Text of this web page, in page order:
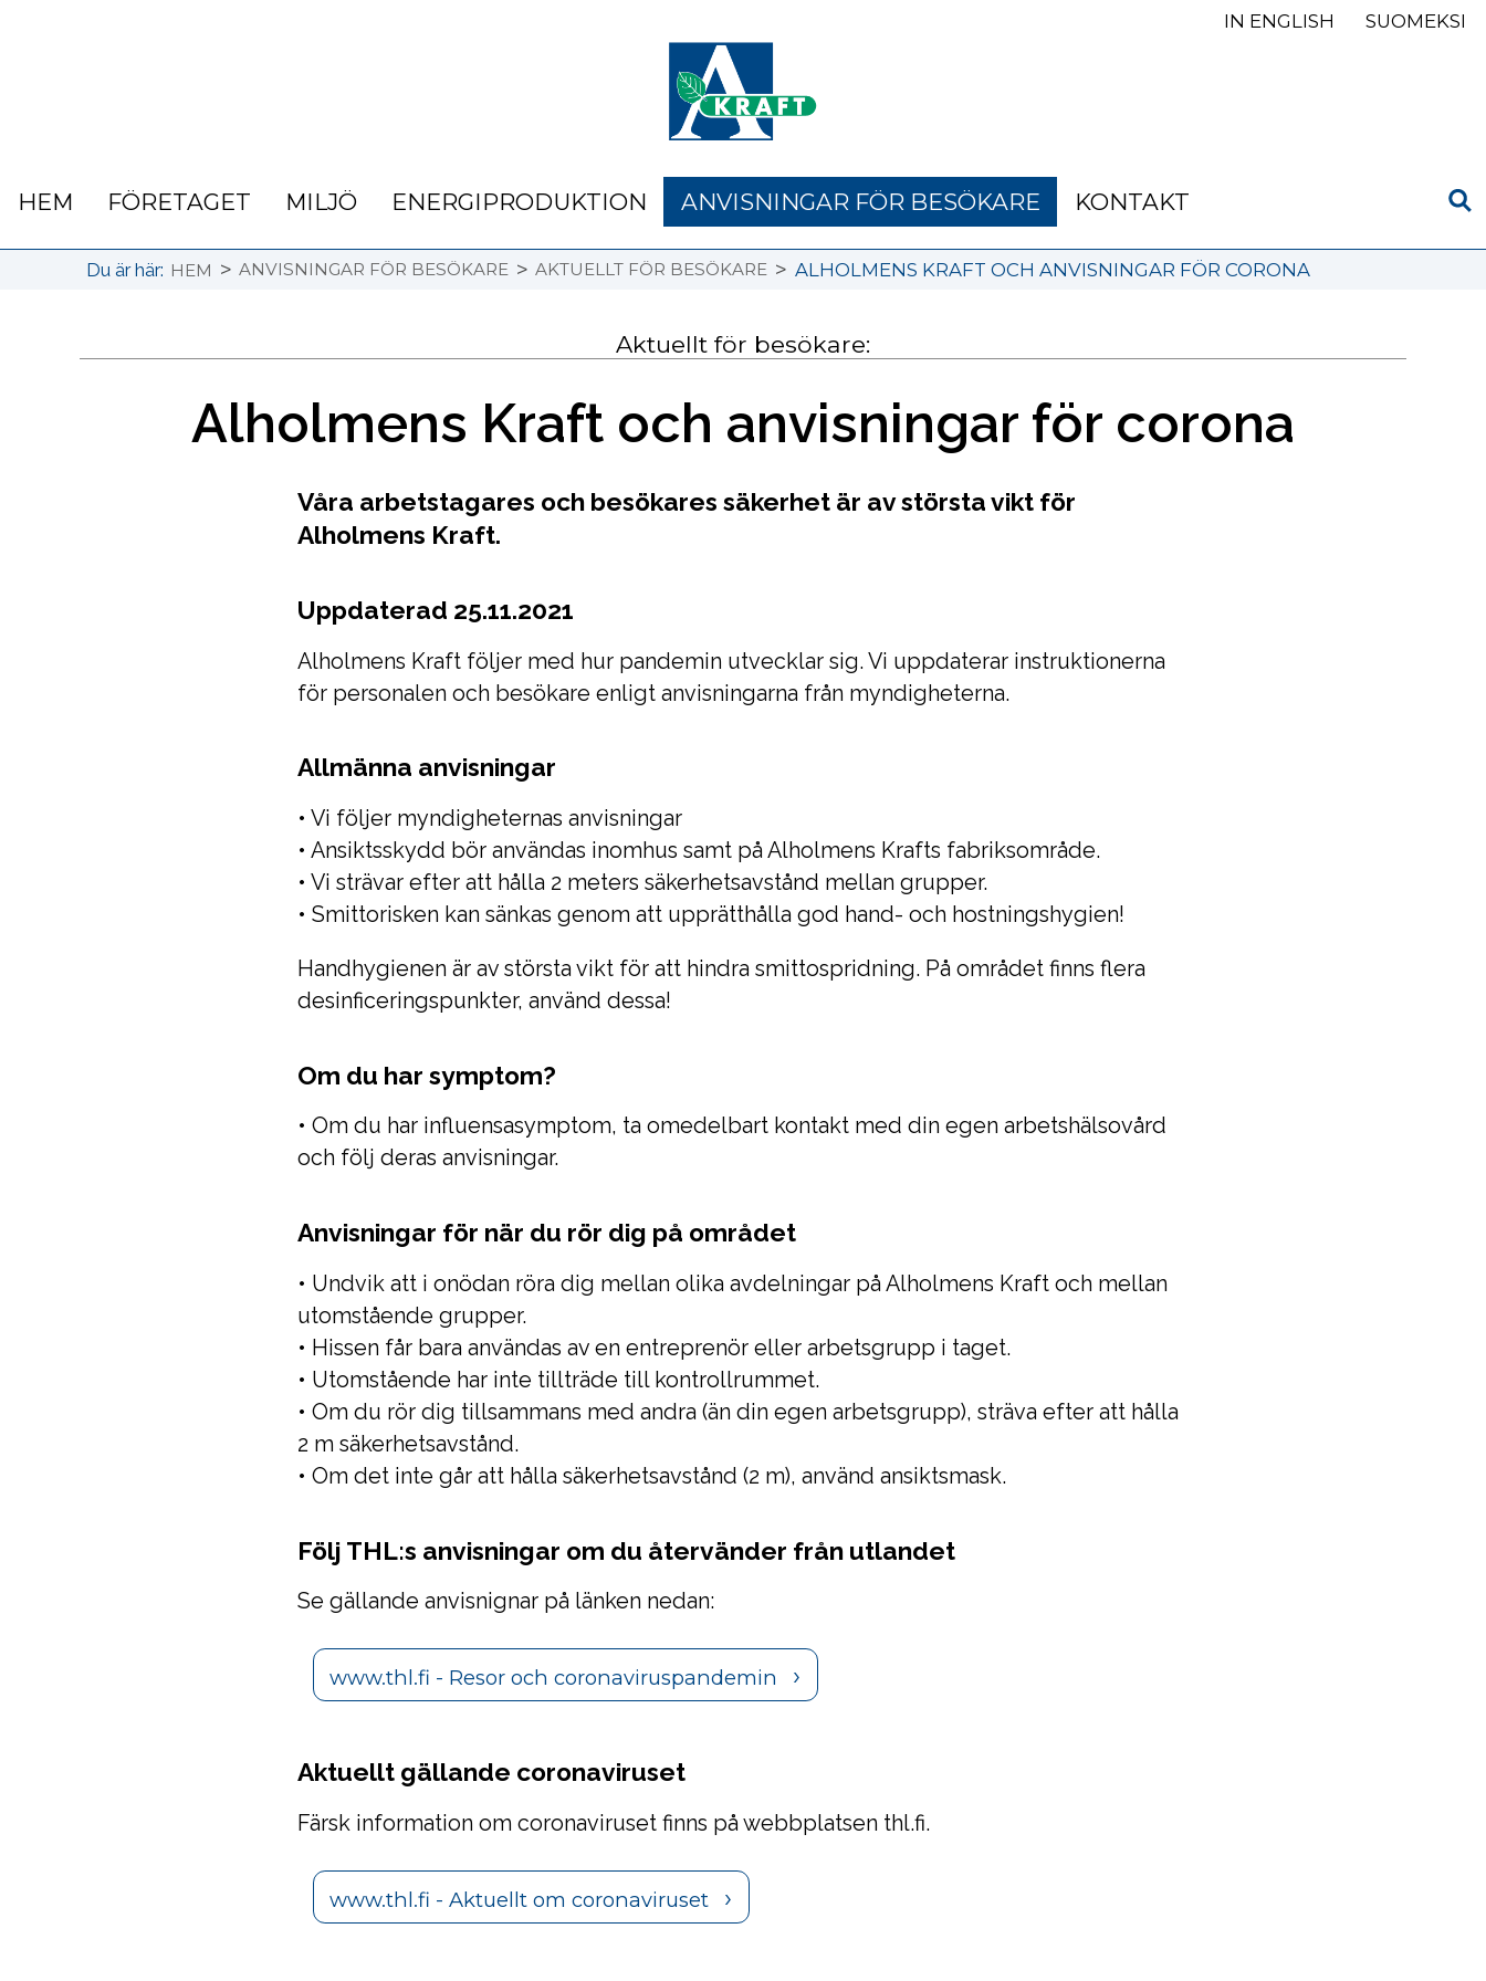
IN ENGLISH SUOMEKSI
HEM FÖRETAGET MILJÖ ENERGIPRODUKTION ANVISNINGAR FÖR BESÖKARE KONTAKT
Du är här: HEM > ANVISNINGAR FÖR BESÖKARE > AKTUELLT FÖR BESÖKARE > ALHOLMENS KRAFT OCH ANVISNINGAR FÖR CORONA
Aktuellt för besökare:
Alholmens Kraft och anvisningar för corona
Våra arbetstagares och besökares säkerhet är av största vikt för
Alholmens Kraft.
Uppdaterad 25.11.2021
Alholmens Kraft följer med hur pandemin utvecklar sig. Vi uppdaterar instruktionerna
för personalen och besökare enligt anvisningarna från myndigheterna.
Allmänna anvisningar
• Vi följer myndigheternas anvisningar
• Ansiktsskydd bör användas inomhus samt på Alholmens Krafts fabriksområde.
• Vi strävar efter att hålla 2 meters säkerhetsavstånd mellan grupper.
• Smittorisken kan sänkas genom att upprätthålla god hand- och hostningshygien!
Handhygienen är av största vikt för att hindra smittospridning. På området finns flera
desinficeringspunkter, använd dessa!
Om du har symptom?
• Om du har influensasymptom, ta omedelbart kontakt med din egen arbetshälsovård
och följ deras anvisningar.
Anvisningar för när du rör dig på området
• Undvik att i onödan röra dig mellan olika avdelningar på Alholmens Kraft och mellan
utomstående grupper.
• Hissen får bara användas av en entreprenör eller arbetsgrupp i taget.
• Utomstående har inte tillträde till kontrollrummet.
• Om du rör dig tillsammans med andra (än din egen arbetsgrupp), sträva efter att hålla
2 m säkerhetsavstånd.
• Om det inte går att hålla säkerhetsavstånd (2 m), använd ansiktsmask.
Följ THL:s anvisningar om du återvänder från utlandet
Se gällande anvisnignar på länken nedan:
www.thl.fi - Resor och coronaviruspandemin
Aktuellt gällande coronaviruset
Färsk information om coronaviruset finns på webbplatsen thl.fi.
www.thl.fi - Aktuellt om coronaviruset